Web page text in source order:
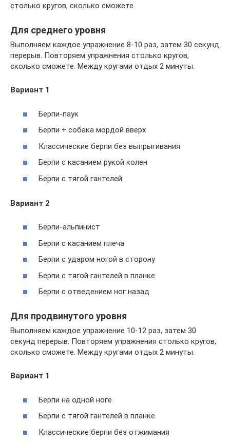
столько кругов, сколько сможете.
Для среднего уровня
Выполняем каждое упражнение 8-10 раз, затем 30 секунд
перерыв. Повторяем упражнения столько кругов,
сколько сможете. Между кругами отдых 2 минуты.
Вариант 1
Берпи-паук
Берпи + собака мордой вверх
Классические берпи без выпрыгивания
Берпи с касанием рукой колен
Берпи с тягой гантелей
Вариант 2
Берпи-альпинист
Берпи с касанием плеча
Берпи с ударом ногой в сторону
Берпи с тягой гантелей в планке
Берпи с отведением ног назад
Для продвинутого уровня
Выполняем каждое упражнение 10-12 раз, затем 30
секунд перерыв. Повторяем упражнения столько кругов,
сколько сможете. Между кругами отдых 2 минуты.
Вариант 1
Берпи на одной ноге
Берпи с тягой гантелей в планке
Классические берпи без отжимания